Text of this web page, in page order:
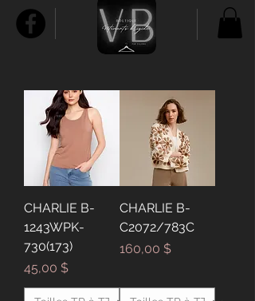
CHARLIE B-
1243WPK-
730(173)
Prix
45,00 $
CHARLIE B-
C2072/783C
Prix
160,00 $